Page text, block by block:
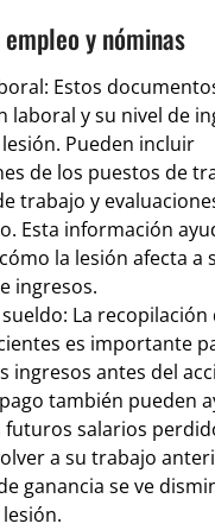
y nóminas
Estos
laboral y su nivel de
Pueden incluir
de los puestos de
trabajo y
Esta información
la lesión afecta a
ingresos.
La recopilación
es importante
ingresos antes del
también pueden
futuros salarios
a su trabajo
ganancia se ve